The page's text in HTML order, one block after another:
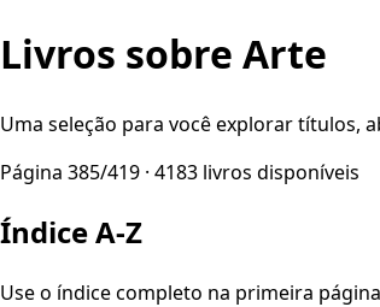
Livros sobre Arte
Uma seleção para você explorar títulos,
Página 385/419 · 4183 livros disponíveis
Índice A-Z
Use o índice completo na primeira